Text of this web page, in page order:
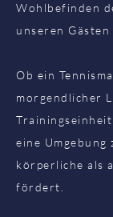
Wohlbefinden
unseren
Ob ein
morgendlicher
eine Umgebung
körperliche als
fördert.